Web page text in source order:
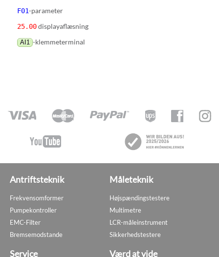
F01-parameter
25.00displayaflæsning
AI1 -klemmeterminal
Antriftsteknik
Frekvensomformer
Pumpekontroller
EMC-Filter
Bremsemodstande
Måleteknik
Højspændingstestere
Multimetre
LCR-måleinstrument
Sikkerhedstestere
Service Værd at vide